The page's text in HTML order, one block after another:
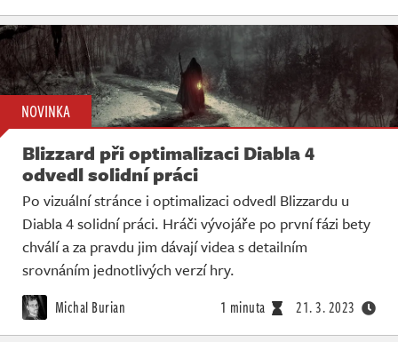
NOVINKA
Blizzard při optimalizaci Diabla 4
odvedl solidní práci
Po vizuální stránce i optimalizaci odvedl Blizzardu u
Diabla 4 solidní práci. Hráči vývojáře po první fázi bety
chválí a za pravdu jim dávají videa s detailním
srovnáním jednotlivých verzí hry.
Michal Burian 1 minuta 21. 3. 2023